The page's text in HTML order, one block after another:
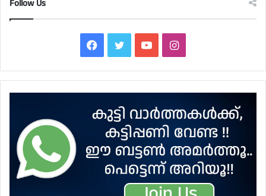
Follow Us
FacebookTwitterYouTubeInstagram